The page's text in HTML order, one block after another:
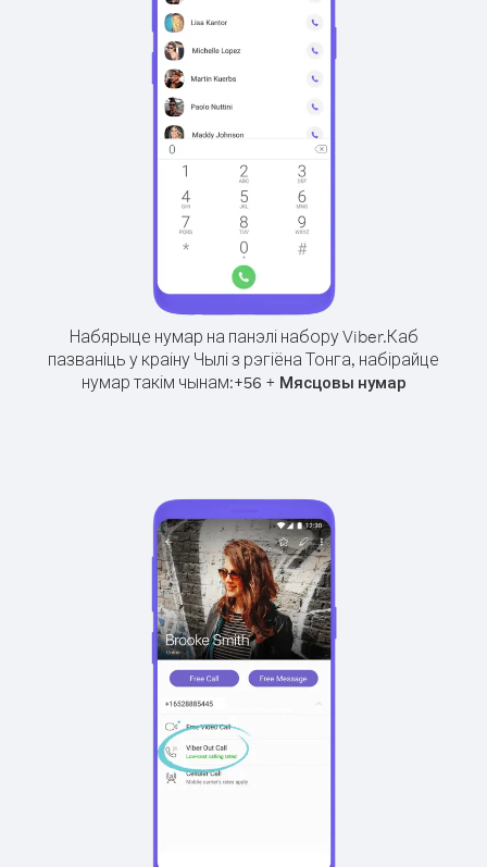
Набярыце нумар на панэлі набору Viber.Каб
пазваніць у краіну Чылі з рэгіёна Тонга, набірайце
нумар такім чынам:+56 + Мясцовы нумар